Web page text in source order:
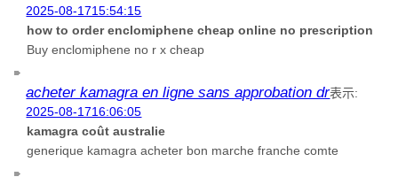
2025-08-1715:54:15
how to order enclomiphene cheap online no prescription
Buy enclomiphene no r x cheap
acheter kamagra en ligne sans approbation dr表示:
2025-08-1716:06:05
kamagra coût australie
generique kamagra acheter bon marche franche comte